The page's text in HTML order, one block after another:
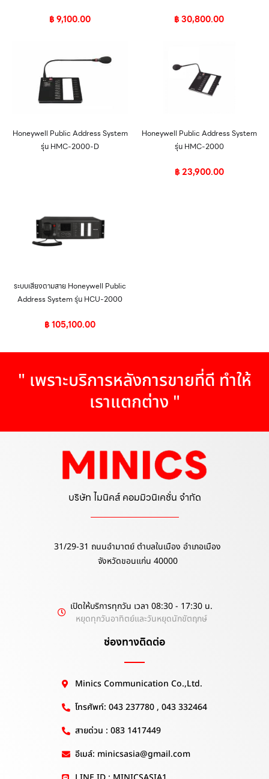
฿9,100.00 ฿30,800.00
Honeywell Public Address System
รุ่น HMC-2000-D
Honeywell Public Address System
รุ่น HMC-2000
฿23,900.00
ระบบเสียงตามสาย Honeywell Public
Address System รุ่น HCU-2000
฿105,100.00
" เพราะบริการหลังการขายที่ดี ทำให้
เราแตกต่าง "
บริษัท ไมนิคส์ คอมมิวนิเคชั่น จำกัด
31/29-31 ถนนอำมาตย์ ตำบลในเมือง อำเภอเมือง
จังหวัดขอนแก่น 40000
เปิดให้บริการทุกวัน เวลา 08:30 - 17:30 น.
หยุดทุกวันอาทิตย์และวันหยุดนักขัตฤกษ์
ช่องทางติดต่อ
Minics Communication Co.,Ltd.
โทรศัพท์: 043 237780 , 043 332464
สายด่วน : 083 1417449
อีเมล์: minicsasia@gmail.com